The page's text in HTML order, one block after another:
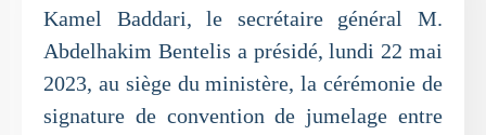
Kamel Baddari, le secrétaire général M.
Abdelhakim Bentelis a présidé, lundi 22 mai
2023, au siège du ministère, la cérémonie de
signature de convention de jumelage entre